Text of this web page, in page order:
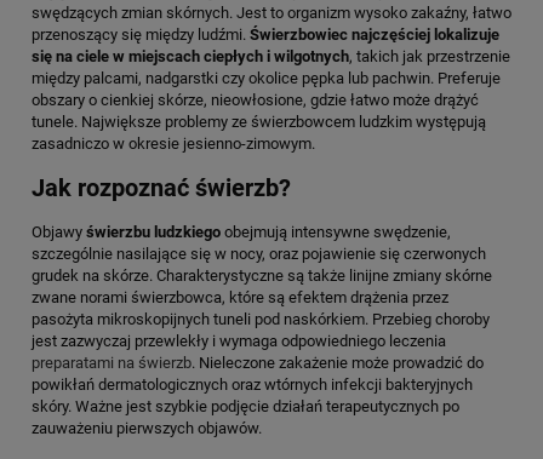
swędzących zmian skórnych. Jest to organizm wysoko zakaźny, łatwo
przenoszący się między ludźmi. Świerzbowiec najczęściej lokalizuje
się na ciele w miejscach ciepłych i wilgotnych, takich jak przestrzenie
między palcami, nadgarstki czy okolice pępka lub pachwin. Preferuje
obszary o cienkiej skórze, nieowłosione, gdzie łatwo może drążyć
tunele. Największe problemy ze świerzbowcem ludzkim występują
zasadniczo w okresie jesienno-zimowym.
Jak rozpoznać świerzb?
Objawy świerzbu ludzkiego obejmują intensywne swędzenie,
szczególnie nasilające się w nocy, oraz pojawienie się czerwonych
grudek na skórze. Charakterystyczne są także linijne zmiany skórne
zwane norami świerzbowca, które są efektem drążenia przez
pasożyta mikroskopijnych tuneli pod naskórkiem. Przebieg choroby
jest zazwyczaj przewlekły i wymaga odpowiedniego leczenia
preparatami na świerzb. Nieleczone zakażenie może prowadzić do
powikłań dermatologicznych oraz wtórnych infekcji bakteryjnych
skóry. Ważne jest szybkie podjęcie działań terapeutycznych po
zauważeniu pierwszych objawów.